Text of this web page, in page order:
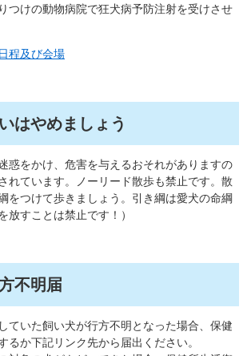
つけの動物病院で狂犬病予防注射を受けさせ
程及び会場
はやめましょう
惑をかけ、危害を与えるおそれがありますの
れています。ノーリード散歩も禁止です。散
をつけて歩きましょう。引き綱は愛犬の命綱
放すことは禁止です！）
不明届
ていた飼い犬が行方不明となった場合、保健
るか下記リンク先から届出ください。